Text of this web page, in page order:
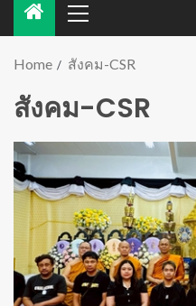
Home สังคม-CSR
สังคม-CSR